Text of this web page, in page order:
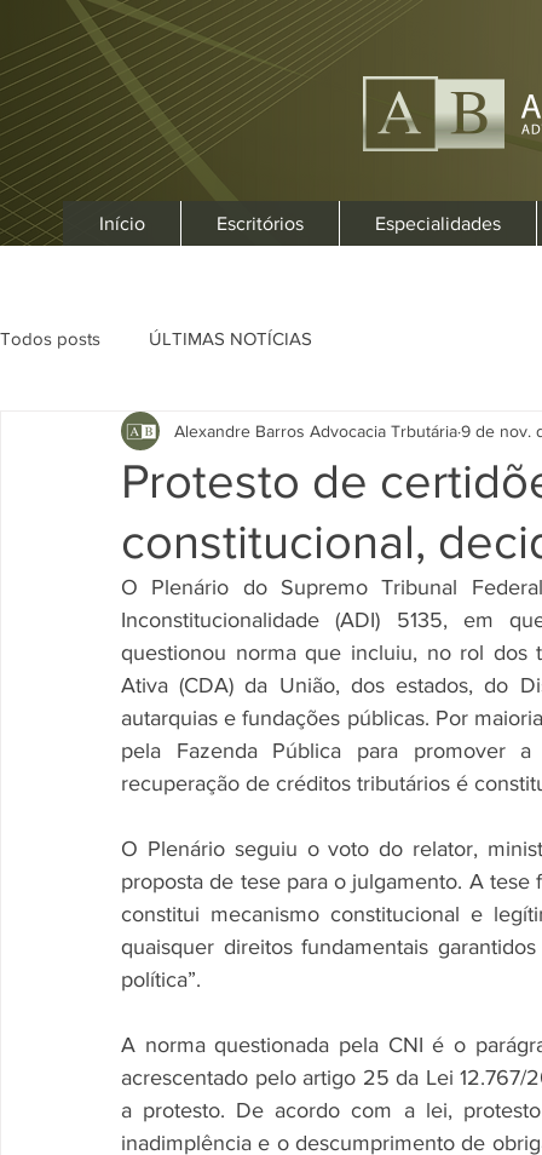
Início Escritórios Especialidades
Todos posts ÚLTIMAS NOTÍCIAS
Protesto de
constitucional,
Alexandre Barros Advocacia Trbutária9 de nov.
O Plenário do Supremo Tribunal
Inconstitucionalidade (ADI) 5135, em
questionou norma que incluiu, no rol dos
Ativa (CDA) da União, dos estados, do
autarquias e fundações públicas. Por
pela Fazenda Pública para promover
recuperação de créditos tributários é
O Plenário seguiu o voto do relator,
proposta de tese para o julgamento. A
constitui mecanismo constitucional e
quaisquer direitos fundamentais
política”.
A norma questionada pela CNI é o
acrescentado pelo artigo 25 da Lei 12.767/
a protesto. De acordo com a lei,
inadimplência e o descumprimento de